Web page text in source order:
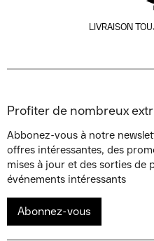
LIVRAISON
Profiter de nombreux
Abbonez-vous à notre
offres intéressantes, des
mises à jour et des sorties de
événements intéressants
Abonnez-vous